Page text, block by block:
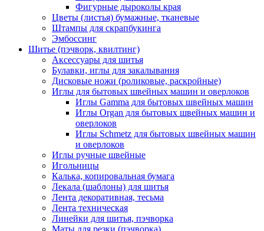
Фигурные дыроколы края
Цветы (листья) бумажные, тканевые
Штампы для скрапбукинга
Эмбоссинг
Шитье (пэчворк, квилтинг)
Аксессуары для шитья
Булавки, иглы для закалывания
Дисковые ножи (роликовые, раскройные)
Иглы для бытовых швейных машин и оверлоков
Иглы Gamma для бытовых швейных машин
Иглы Organ для бытовых швейных машин и
оверлоков
Иглы Schmetz для бытовых швейных машин
и оверлоков
Иглы ручные швейные
Игольницы
Калька, копировальная бумага
Лекала (шаблоны) для шитья
Лента декоративная, тесьма
Лента техническая
Линейки для шитья, пэчворка
Маты для резки (пэчворка)